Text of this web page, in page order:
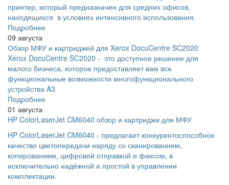
принтер, который предназначен для средних офисов,
находящихся в условиях интенсивного использования.
Подробнее
09 августа
Обзор МФУ и картриджей для Xerox DocuCentre SC2020
Xerox DocuCentre SC2020 - это доступное решение для
малого бизнеса, которое предоставляет вам все
функциональные возможности многофункционального
устройства A3
Подробнее
01 августа
HP ColorLaserJet CM6040 обзор и картриджи для МФУ
HP ColorLaserJet CM6040 - предлагает конкурентоспособное
качество цветопередачи наряду со сканированием,
копированием, цифровой отправкой и факсом, в
исключительно надёжной и простой в управлении
комплектации.